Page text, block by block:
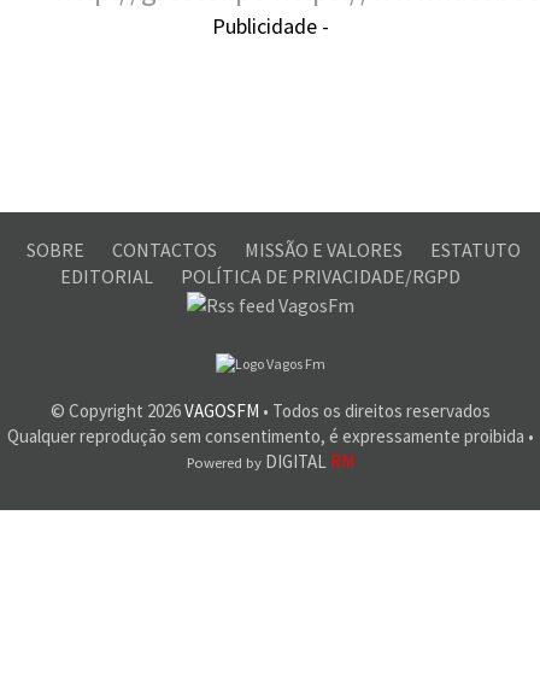
Publicidade -
SOBRE CONTACTOS MISSÃO E VALORES
ESTATUTO
EDITORIAL
POLÍTICA DE PRIVACIDADE/RGPD
© Copyright 2026VAGOSFM • Todos os direitos reservados
Qualquer reprodução sem consentimento, é expressamente proibida •
Powered byDIGITAL RM